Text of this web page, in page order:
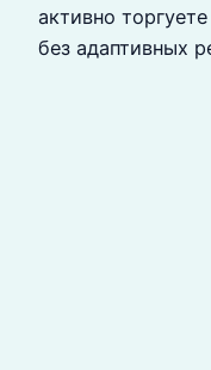
активно
без адаптивных